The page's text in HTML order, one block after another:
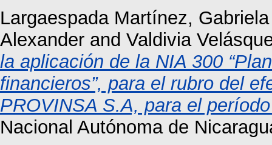
Largaespada Martínez,
Alexander and Valdivia
la aplicación de la NIA 300
financieros”, para el rubro del
PROVINSA S.A, para el
Nacional Autónoma de